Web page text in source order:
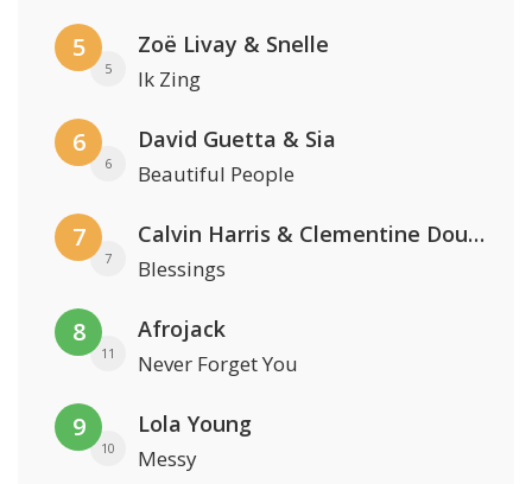
5
5
Zoë Livay & Snelle
Ik Zing
6
6
David Guetta & Sia
Beautiful People
7
7
Calvin Harris & Clementine Douglas
Blessings
8
11
Afrojack
Never Forget You
9
10
Lola Young
Messy